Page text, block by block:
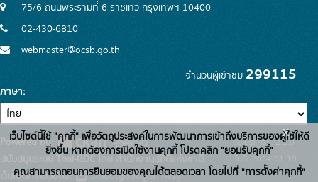
75/6 ถนนพระรามที่ 6 ราชเทวี กรุงเทพฯ 10400
02-430-6810
webmaster@ocsb.go.th
จำนวนผู้เข้าชม 299115
ภาษา
Powered by:
สนับสนุนระบบ Thai-GDC โดย สำนักงานสถิติแห่งชาติ
เว็บไซต์ที่เกี่ยวข้อง:
ระบบบัญชีข้อมูลภาครัฐ
รุ่นโปรแกรม: 2.1.0
วันที่: 2024-01-19
เว็บไซต์นี้ใช้ "คุกกี้" เพื่อวัตถุประสงค์ในการพัฒนาการเข้าถึงบริการของผู้ใช้ให้ดี
ยิ่งขึ้น หากต้องการเปิดใช้งานคุกกี้ โปรดคลิก "ยอมรับคุกกี้"
คุณสามารถถอนการยินยอมของคุณได้ตลอดเวลา โดยไปที่ "การตั้งค่าคุกกี้"
x